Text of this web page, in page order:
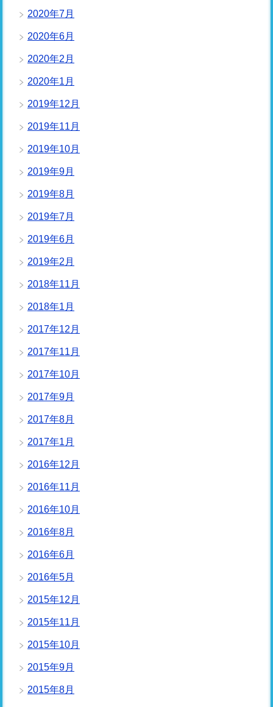
2020年7月
2020年6月
2020年2月
2020年1月
2019年12月
2019年11月
2019年10月
2019年9月
2019年8月
2019年7月
2019年6月
2019年2月
2018年11月
2018年1月
2017年12月
2017年11月
2017年10月
2017年9月
2017年8月
2017年1月
2016年12月
2016年11月
2016年10月
2016年8月
2016年6月
2016年5月
2015年12月
2015年11月
2015年10月
2015年9月
2015年8月